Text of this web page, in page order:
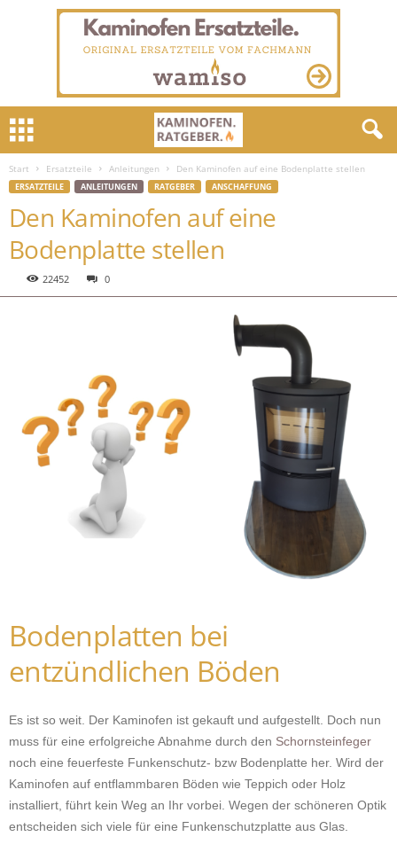
Start Ersatzteile Anleitungen Den Kaminofen auf eine Bodenplatte stellen
ERSATZTEILE ANLEITUNGEN RATGEBER ANSCHAFFUNG
Den Kaminofen auf eine
Bodenplatte stellen
22452 0
Bodenplatten bei
entzündlichen Böden
Es ist so weit. Der Kaminofen ist gekauft und aufgestellt. Doch nun
muss für eine erfolgreiche Abnahme durch den Schornsteinfeger
noch eine feuerfeste Funkenschutz- bzw Bodenplatte her. Wird der
Kaminofen auf entflammbaren Böden wie Teppich oder Holz
installiert, führt kein Weg an Ihr vorbei. Wegen der schöneren Optik
entscheiden sich viele für eine Funkenschutzplatte aus Glas.